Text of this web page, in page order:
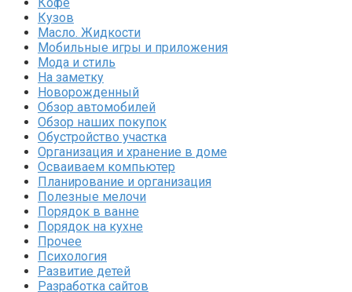
Кузов
Масло. Жидкости
Мобильные игры и приложения
Мода и стиль
На заметку
Новорожденный
Обзор автомобилей
Обзор наших покупок
Обустройство участка
Организация и хранение в доме
Осваиваем компьютер
Планирование и организация
Полезные мелочи
Порядок в ванне
Порядок на кухне
Прочее
Психология
Развитие детей
Разработка сайтов